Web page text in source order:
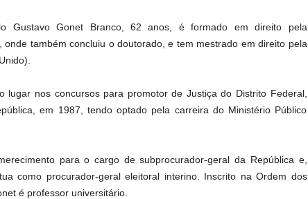
Gustavo Gonet Branco, 62 anos, é formado em direito pela
onde também concluiu o doutorado, e tem mestrado em direito pela
lugar nos concursos para promotor de Justiça do Distrito Federal,
em 1987, tendo optado pela carreira do Ministério Público
para o cargo de subprocurador-geral da República e,
como procurador-geral eleitoral interino. Inscrito na Ordem dos
é professor universitário.